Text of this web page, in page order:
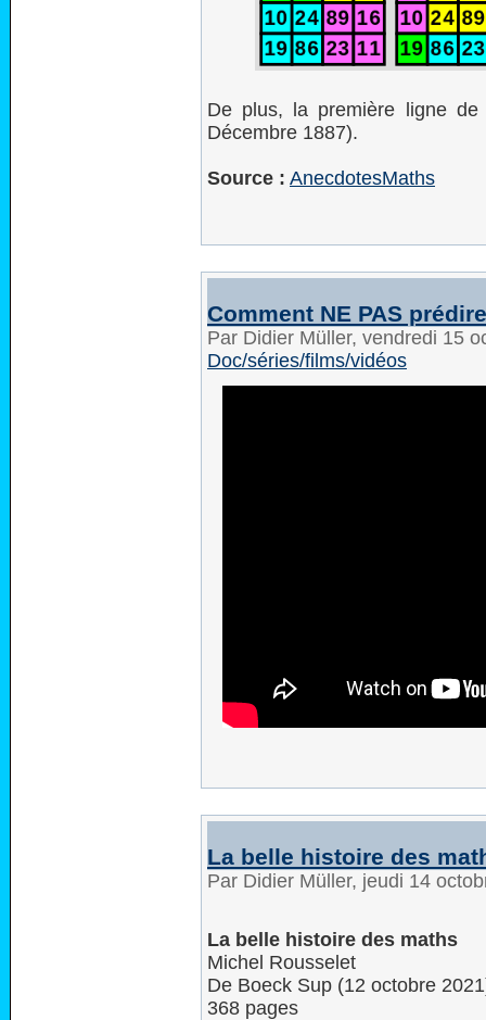
De plus, la première ligne
Décembre 1887).
Source : AnecdotesMaths
Comment NE PAS
Par Didier Müller, vendredi 15
Doc/séries/films/vidéos
La belle histoire des
Par Didier Müller, jeudi 14
La belle histoire des maths
Michel Rousselet
De Boeck Sup (12 octobre
368 pages